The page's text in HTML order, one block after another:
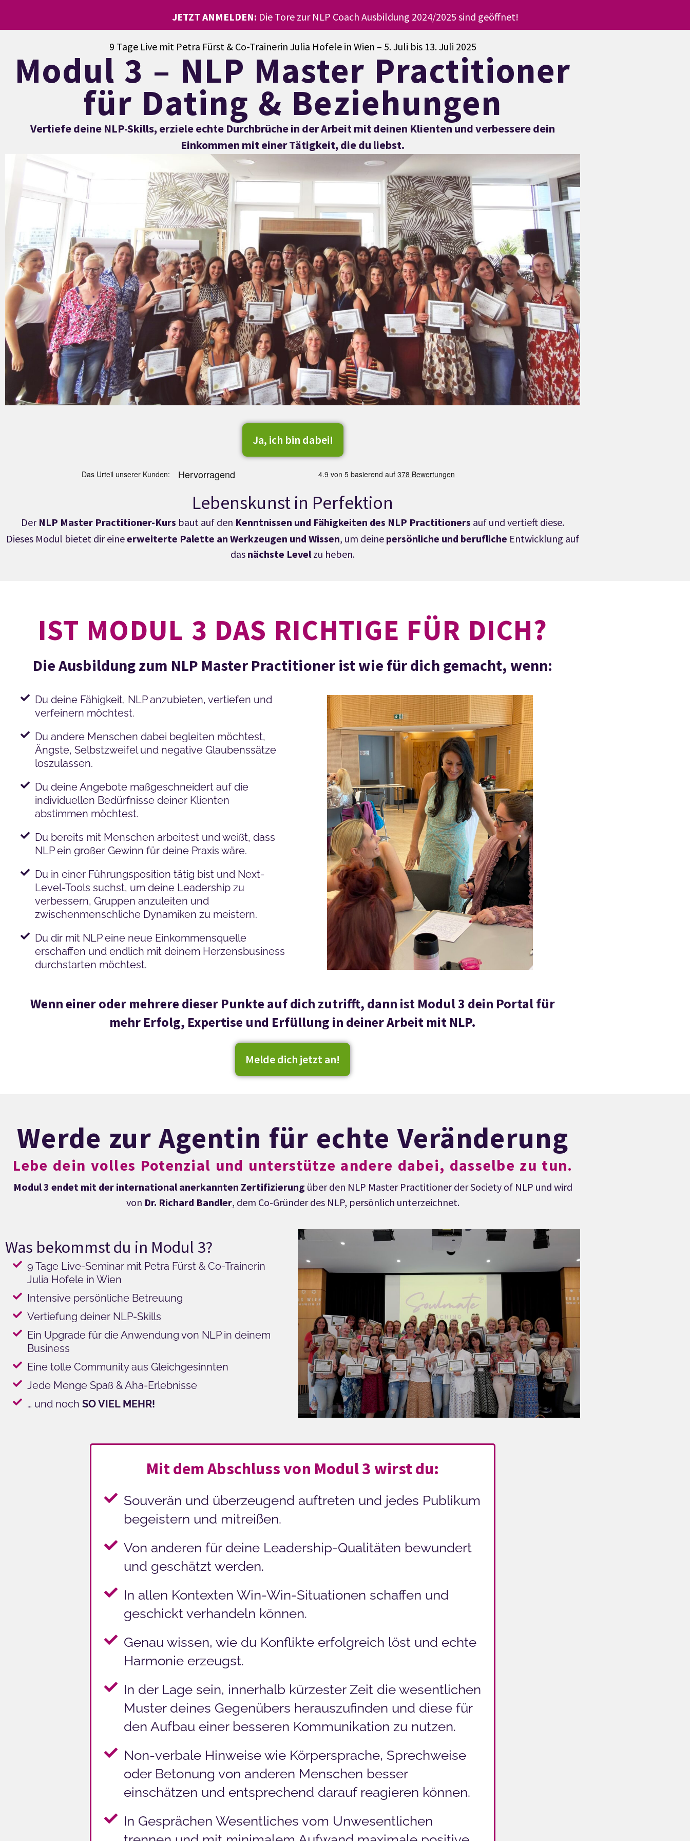
JETZT ANMELDEN: Die Tore zur NLP Coach Ausbildung 2024/2025 sind geöffnet!
9 Tage Live mit Petra Fürst & Co-Trainerin Julia Hofele in Wien – 5. Juli bis 13. Juli 2025
Modul 3 – NLP Master Practitioner
für Dating & Beziehungen
Vertiefe deine NLP-Skills, erziele echte Durchbrüche in der Arbeit mit deinen Klienten und verbessere dein
Einkommen mit einer Tätigkeit, die du liebst.
Ja, ich bin dabei!
Lebenskunst in Perfektion
Der NLP Master Practitioner-Kurs baut auf den Kenntnissen und Fähigkeiten des NLP Practitioners auf und vertieft diese.
Dieses Modul bietet dir eineerweiterte Palette an Werkzeugen und Wissen, um deine persönliche und berufliche Entwicklung auf
das nächste Levelzu heben.
IST MODUL 3 DAS RICHTIGE FÜR DICH?
Die Ausbildung zum NLP Master Practitioner ist wie für dich gemacht, wenn:
Du deine Fähigkeit, NLP anzubieten, vertiefen und
verfeinern möchtest.
Du andere Menschen dabei begleiten möchtest,
Ängste, Selbstzweifel und negative Glaubenssätze
loszulassen.
Du deine Angebote maßgeschneidert auf die
individuellen Bedürfnisse deiner Klienten
abstimmen möchtest.
Du bereits mit Menschen arbeitest und weißt, dass
NLP ein großer Gewinn für deine Praxis wäre.
Du in einer Führungsposition tätig bist und Next-
Level-Tools suchst, um deine Leadership zu
verbessern, Gruppen anzuleiten und
zwischenmenschliche Dynamiken zu meistern.
Du dir mit NLP eine neue Einkommensquelle
erschaffen und endlich mit deinem Herzensbusiness
durchstarten möchtest.
Wenn einer oder mehrere dieser Punkte auf dich zutrifft, dann ist Modul 3 dein Portal für
mehr Erfolg, Expertise und Erfüllung in deiner Arbeit mit NLP.
Melde dich jetzt an!
Werde zur Agentin für echte Veränderung
Lebe dein volles Potenzial und unterstütze andere dabei, dasselbe zu tun.
Modul 3 endet mit der international anerkannten Zertifizierung über den NLP Master Practitioner der Society of NLP und wird
von Dr. Richard Bandler, dem Co-Gründer des NLP, persönlich unterzeichnet.
Was bekommst du in Modul 3?
9 Tage Live-Seminar mit Petra Fürst & Co-Trainerin
Julia Hofele in Wien
Intensive persönliche Betreuung
Vertiefung deiner NLP-Skills
Ein Upgrade für die Anwendung von NLP in deinem
Business
Eine tolle Community aus Gleichgesinnten
Jede Menge Spaß & Aha-Erlebnisse
… und noch SO VIEL MEHR!
Mit dem Abschluss von Modul 3 wirst du:
Souverän und überzeugend auftreten und jedes Publikum
begeistern und mitreißen.
Von anderen für deine Leadership-Qualitäten bewundert
und geschätzt werden.
In allen Kontexten Win-Win-Situationen schaffen und
geschickt verhandeln können.
Genau wissen, wie du Konflikte erfolgreich löst und echte
Harmonie erzeugst.
In der Lage sein, innerhalb kürzester Zeit die wesentlichen
Muster deines Gegenübers herauszufinden und diese für
den Aufbau einer besseren Kommunikation zu nutzen.
Non-verbale Hinweise wie Körpersprache, Sprechweise
oder Betonung von anderen Menschen besser
einschätzen und entsprechend darauf reagieren können.
In Gesprächen Wesentliches vom Unwesentlichen